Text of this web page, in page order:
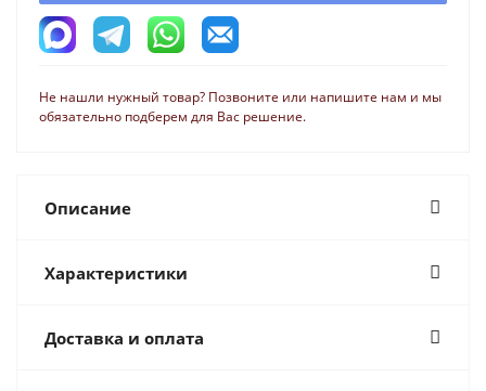
Не нашли нужный товар? Позвоните или напишите нам и мы
обязательно подберем для Вас решение.
Описание
Характеристики
Доставка и оплата